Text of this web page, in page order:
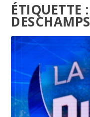
ÉTIQUETTE :
DESCHAMPS